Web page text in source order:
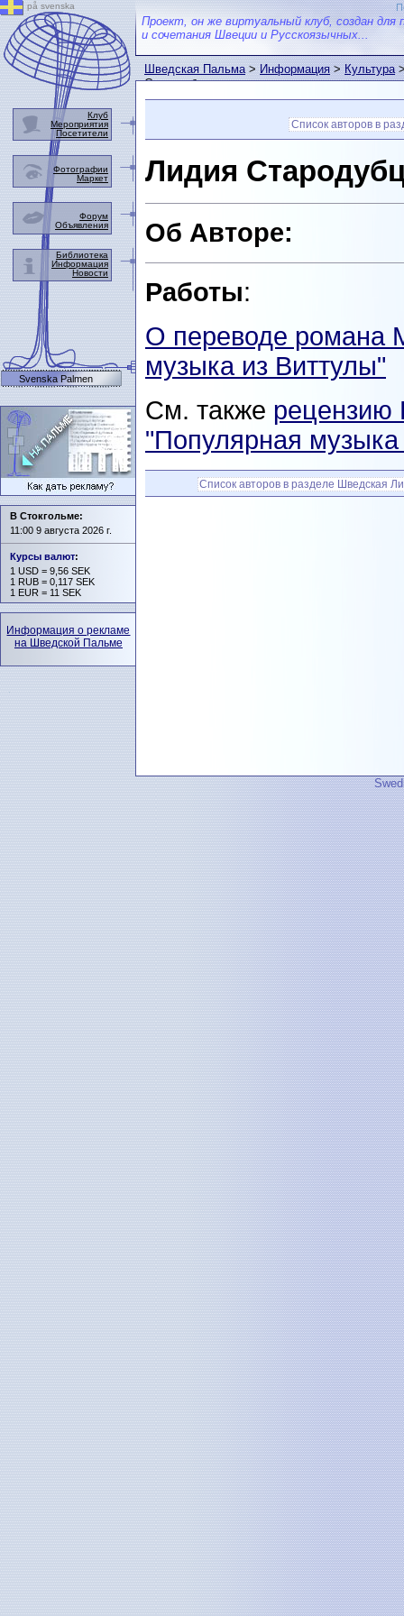
Проект, он же виртуальный клуб, создан для
и сочетания Швеции и Русскоязычных...
Шведская Пальма>Информация>Культура
Стародубцева
Список авторов в
Лидия
Об Авторе:
Работы:
О переводе романа
музыка из Виттулы"
См. также рецензию
"Популярная
Список авторов в разделе Шведская
på svenska
Клуб
Мероприятия
Посетители
Фотографии
Маркет
Форум
Объявления
Библиотека
Информация
Новости
Svenska Palmen
В Стокгольме:
11:00 9 августа 2026 г.
Курсы валют:
1 USD = 9,56 SEK
1 RUB = 0,117 SEK
1 EUR = 11 SEK
Информация о рекламе
на Шведской Пальме